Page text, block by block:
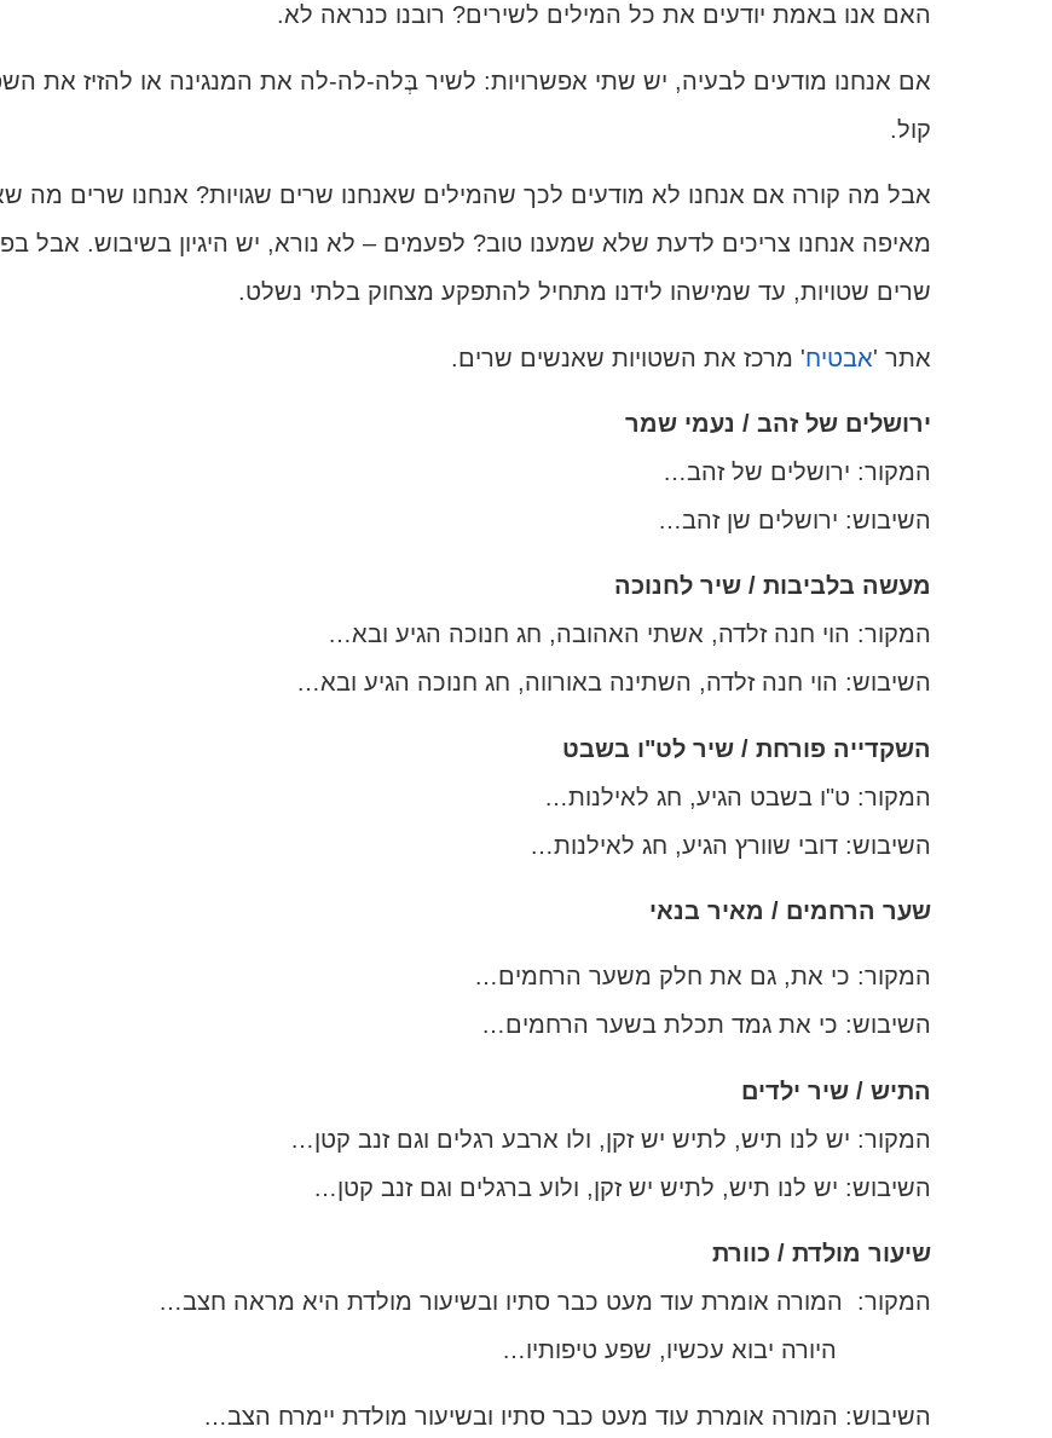
האם אנו באמת יודעים את כל המילים לשירים? רובנו כנראה לא.
אם אנחנו מודעים לבעיה, יש שתי אפשרויות: לשיר בְּלה-לה-לה את המנגינה או להזיז את
קול.
אבל מה קורה אם אנחנו לא מודעים לכך שהמילים שאנחנו שרים שגויות? אנחנו שרים מה
מאיפה אנחנו צריכים לדעת שלא שמענו טוב? לפעמים – לא נורא, יש היגיון בשיבוש. אבל
שרים שטויות, עד שמישהו לידנו מתחיל להתפקע מצחוק בלתי נשלט.
אתר 'אבטיח' מרכז את השטויות שאנשים שרים.
ירושלים של זהב / נעמי שמר
המקור: ירושלים של זהב…
השיבוש: ירושלים שן זהב…
מעשה בלביבות / שיר לחנוכה
המקור: הוי חנה זלדה, אשתי האהובה, חג חנוכה הגיע ובא…
השיבוש: הוי חנה זלדה, השתינה באורווה, חג חנוכה הגיע ובא…
השקדייה פורחת / שיר לט"ו בשבט
המקור: ט"ו בשבט הגיע, חג לאילנות…
השיבוש: דובי שוורץ הגיע, חג לאילנות…
שער הרחמים / מאיר בנאי
המקור: כי את, גם את חלק משער הרחמים…
השיבוש: כי את גמד תכלת בשער הרחמים…
התיש / שיר ילדים
המקור: יש לנו תיש, לתיש יש זקן, ולו ארבע רגלים וגם זנב קטן…
השיבוש: יש לנו תיש, לתיש יש זקן, ולוע ברגלים וגם זנב קטן…
שיעור מולדת / כוורת
המקור: המורה אומרת עוד מעט כבר סתיו ובשיעור מולדת היא מראה חצב…
היורה יבוא עכשיו, שפע טיפותיו…
השיבוש: המורה אומרת עוד מעט כבר סתיו ובשיעור מולדת יימרח הצב…